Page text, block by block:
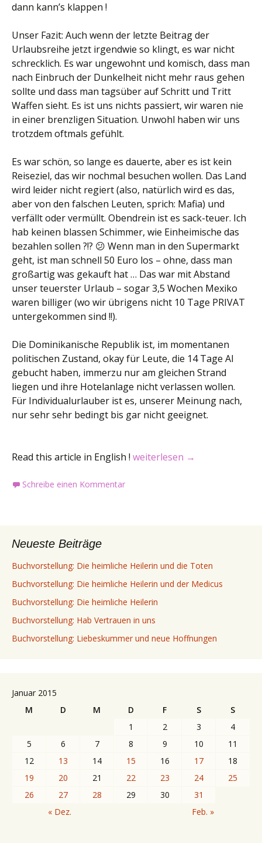
dann kann’s klappen !
Unser Fazit: Auch wenn der letzte Beitrag der
Urlaubsreihe jetzt irgendwie so klingt, es war nicht
schrecklich. Es war ungewohnt und komisch, dass man
nach Einbruch der Dunkelheit nicht mehr raus gehen
sollte und dass man tagsüber auf Schritt und Tritt
Waffen sieht. Es ist uns nichts passiert, wir waren nie
in einer brenzligen Situation. Unwohl haben wir uns
trotzdem oftmals gefühlt.
Es war schön, so lange es dauerte, aber es ist kein
Reiseziel, das wir nochmal besuchen wollen. Das Land
wird leider nicht regiert (also, natürlich wird es das,
aber von den falschen Leuten, sprich: Mafia) und
verfällt oder vermüllt. Obendrein ist es sack-teuer. Ich
hab keinen blassen Schimmer, wie Einheimische das
bezahlen sollen ?!? 😕 Wenn man in den Supermarkt
geht, ist man schnell 50 Euro los – ohne, dass man
großartig was gekauft hat … Das war mit Abstand
unser teuerster Urlaub – sogar 3,5 Wochen Mexiko
waren billiger (wo wir übrigens nicht 10 Tage PRIVAT
untergekommen sind !!).
Die Dominikanische Republik ist, im momentanen
politischen Zustand, okay für Leute, die 14 Tage AI
gebucht haben, immerzu nur am gleichen Strand
liegen und ihre Hotelanlage nicht verlassen wollen.
Für Individualurlauber ist es, unserer Meinung nach,
nur sehr sehr bedingt bis gar nicht geeignet.
Read this article in English ! Urlaub Teil 4 / Holiday Part 4
weiterlesen →
Schreibe einen Kommentar
Neueste Beiträge
Buchvorstellung: Die heimliche Heilerin und die Toten
Buchvorstellung: Die heimliche Heilerin und der Medicus
Buchvorstellung: Die heimliche Heilerin
Buchvorstellung: Hab Vertrauen in uns
Buchvorstellung: Liebeskummer und neue Hoffnungen
Januar 2015
M
D M D F S
S
1
2 3
4
5
6 7 8 9 10
11
12
13 14 15 16 17
18
19
20 21 22 23 24
25
26
27 28 29 30
31
« Dez.
Feb. »